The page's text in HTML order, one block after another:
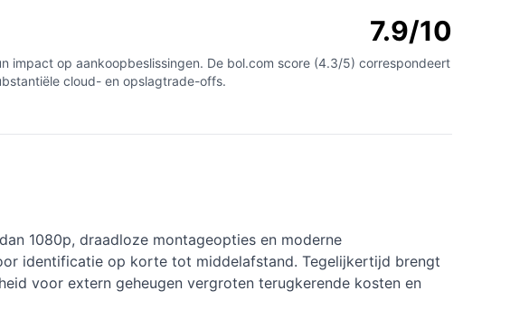
7.9/10
op aankoopbeslissingen. De bol.com score (4.3/5) correspondeert
cloud- en opslagtrade-offs.
1080p, draadloze montageopties en moderne
identificatie op korte tot middelafstand. Tegelijkertijd brengt
voor extern geheugen vergroten terugkerende kosten en